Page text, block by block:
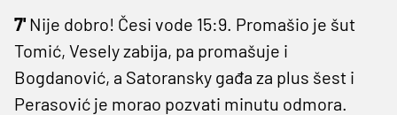
7' Nije dobro! Česi vode 15:9. Promašio je šut
Tomić, Vesely zabija, pa promašuje i
Bogdanović, a Satoransky gađa za plus šest i
Perasović je morao pozvati minutu odmora.